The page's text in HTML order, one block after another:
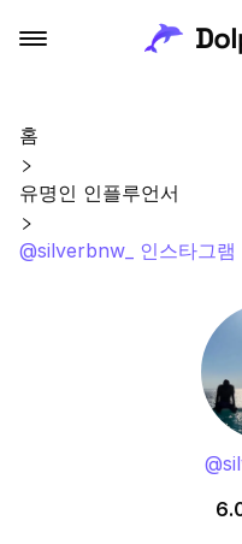
홈
유명인 인플루언서
@silverbnw_ 인스타그
@